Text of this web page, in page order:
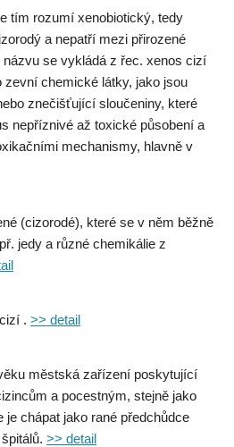
tím rozumí xenobiotický, tedy
a nepatří mezi přirozené
se vykládá z řec. xenos cizí
zevní chemické látky, jako jsou
znečišťující sloučeniny, které
nepříznivé až toxické působení a
mechanismy, hlavně v
(cizorodé), které se v něm běžně
jedy a různé chemikálie z
. >> detail
městská zařízení poskytující
a pocestným, stejně jako
chápat jako rané předchůdce
>> detail